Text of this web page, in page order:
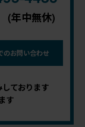
年中無休)
のお問い合わせ
ております
す